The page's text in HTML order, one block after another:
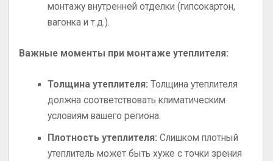
монтажу внутренней отделки (гипсокартон,
вагонка и т.д.).
Важные моменты при монтаже утеплителя:
Толщина утеплителя: Толщина утеплителя
должна соответствовать климатическим
условиям вашего региона.
Плотность утеплителя: Слишком плотный
утеплитель может быть хуже с точки зрения